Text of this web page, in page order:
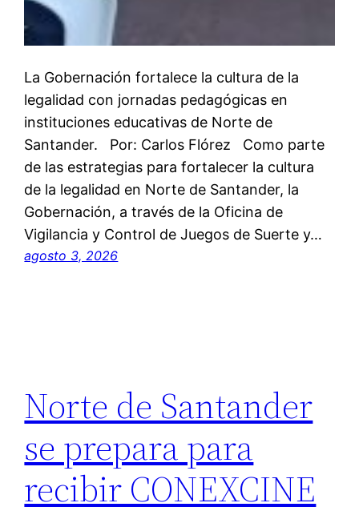
La Gobernación fortalece la cultura de la
legalidad con jornadas pedagógicas en
instituciones educativas de Norte de
Santander. Por: Carlos Flórez Como parte
de las estrategias para fortalecer la cultura
de la legalidad en Norte de Santander, la
Gobernación, a través de la Oficina de
Vigilancia y Control de Juegos de Suerte y…
agosto 3, 2026
Norte de Santander
se prepara para
recibir CONEXCINE